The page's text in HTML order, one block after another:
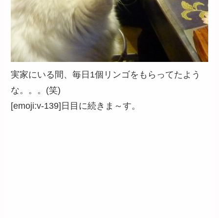
実家にいる間、毎日1個リンゴをもらってたよう
な。。。(笑)
[emoji:v-139]日目に続きま～す。